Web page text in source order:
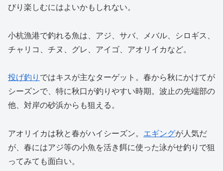
びり楽しむにはよいかもしれない。
小杭漁港で釣れる魚は、アジ、サバ、メバル、シロギス、
チャリコ、チヌ、グレ、アイゴ、アオリイカなど。
投げ釣り ではキスが主なターゲット。春から秋にかけてが
シーズンで、特に秋口が釣りやすい時期。波止の先端部の
他、対岸の砂浜からも狙える。
アオリイカは秋と春がハイシーズン。 エギングが人気だ
が、春にはアジ等の小魚を活き餌に使った泳がせ釣りで狙
ってみても面白い。